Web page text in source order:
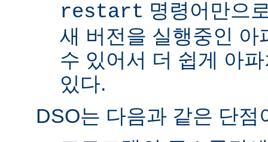
restart 명령어만으
새 버전을 실행중인 아
수 있어서 더 쉽게 아
있다.
DSO는 다음과 같은 단점